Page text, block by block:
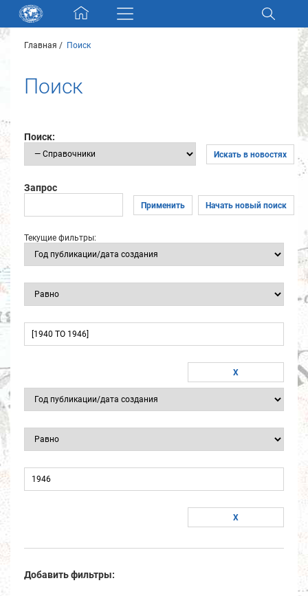
Skip navigation
Разделы и коллекции
Электронный каталог
Новости
Партнеры
Найти
Главная Поиск
Поиск
Поиск:
Искать в новостях
Запрос
Применить Начать новый поиск
Текущие фильтры:
Добавить фильтры: